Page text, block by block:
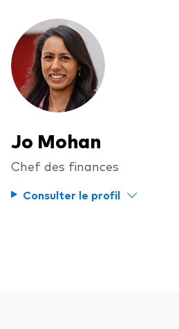
Jo Mohan
Chef des finances
Consulter le profil